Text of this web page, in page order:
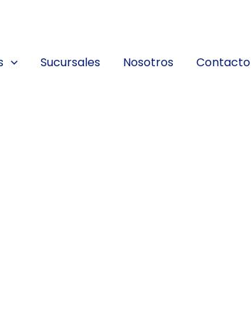
Sucursales Nosotros Contacto